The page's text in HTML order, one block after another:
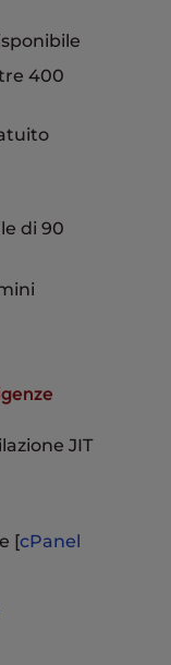
400
di 90
JIT
[cPanel